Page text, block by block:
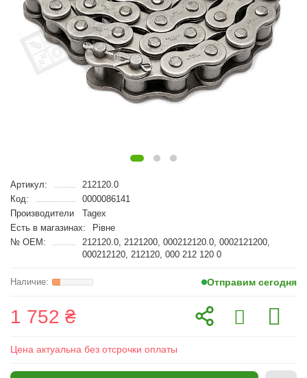
Артикул:
212120.0
Код:
0000086141
Производители
Tagex
Есть в магазинах:
Рівне
№ OEM:
212120.0, 2121200, 000212120.0, 0002121200,
000212120, 212120, 000 212 120 0
Отправим сегодня
1 752 ₴
Цена актуальна без отсрочки оплаты